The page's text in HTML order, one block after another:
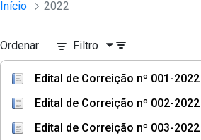
Início 2022
Ordenar Filtro
Edital de Correição nº 001-2022
Edital de Correição nº 002-2022
Edital de Correição nº 003-2022